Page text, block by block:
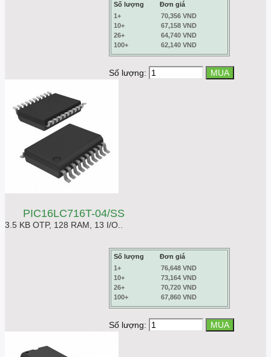
Số lượng
Đơn giá
1+
70,356 VND
10+
67,158 VND
26+
64,740 VND
100+
62,140 VND
Số lượng:
PIC16LC716T-04/SS
3.5 KB OTP, 128 RAM, 13 I/O..
Số lượng
Đơn giá
1+
76,648 VND
10+
73,164 VND
26+
70,720 VND
100+
67,860 VND
Số lượng: